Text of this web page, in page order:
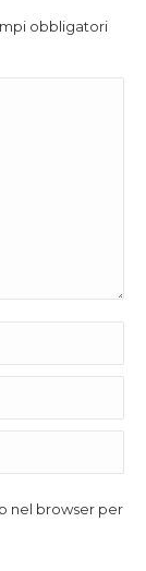
obbligatori
nel browser per